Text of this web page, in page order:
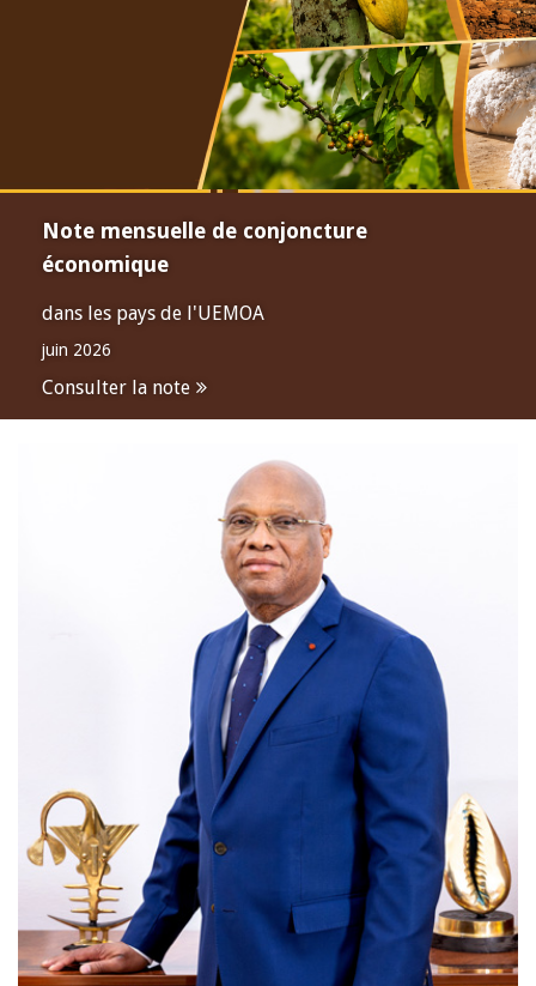
Note mensuelle de conjoncture
économique
dans les pays de l'UEMOA
juin 2026
Consulter la note